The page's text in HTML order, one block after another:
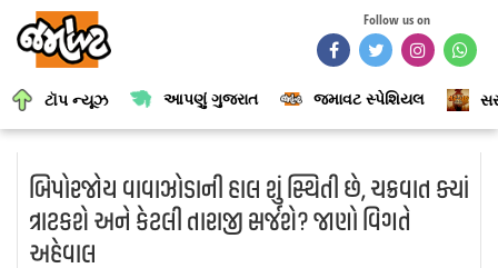
Follow us on
ટૉપ ન્યૂઝ આપણું ગુજરાત જમાવટ સ્પેશિયલ
બિપોરજોય વાવાઝોડાની હાલ શું સ્થિતી છે, ચક્રવાત ક્યાં
ત્રાટકશે અને કેટલી તારાજી સર્જશે? જાણો વિગતે
અહેવાલ